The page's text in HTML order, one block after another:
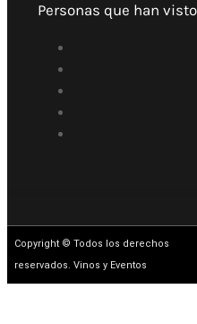
Personas que han
Copyright © Todos los derechos
reservados. Vinos y Eventos